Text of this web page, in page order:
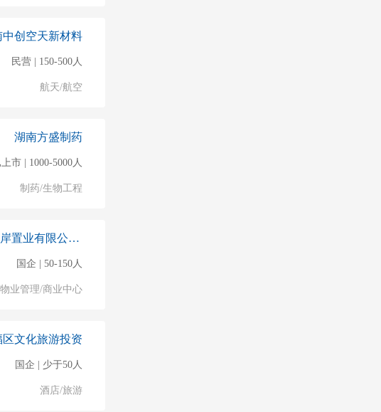
中创空天新材料
民营 | 150-500人
航天/航空
湖南方盛制药
市 | 1000-5000人
制药/生物工程
保利（长沙）西海岸置业有限公司滨江
国企 | 50-150人
物业管理/商业中心
文化旅游投资
国企 | 少于50人
酒店/旅游